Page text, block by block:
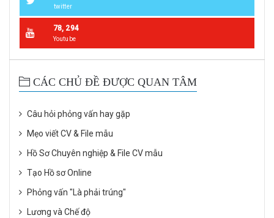
twitter
78, 294
Youtube
CÁC CHỦ ĐỀ ĐƯỢC QUAN TÂM
Câu hỏi phỏng vấn hay gặp
Mẹo viết CV & File mẫu
Hồ Sơ Chuyên nghiệp & File CV mẫu
Tạo Hồ sơ Online
Phỏng vấn "Là phải trúng"
Lương và Chế độ